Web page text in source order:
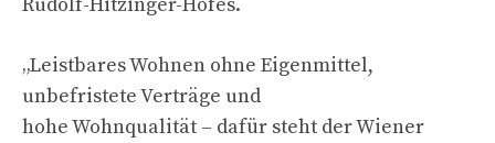
„Leistbares Wohnen ohne Eigenmittel,
unbefristete Verträge und
hohe Wohnqualität – dafür steht der Wiener